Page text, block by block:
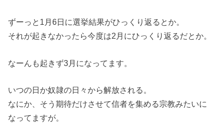
ずーっと1月6日に選挙結果がひっくり返るとか。
それが起きなかったら今度は2月にひっくり返るだとか。
なーんも起きず3月になってます。
いつの日か奴隷の日々から解放される。
なにか、そう期待だけさせて信者を集める宗教みたいに
なってますが。